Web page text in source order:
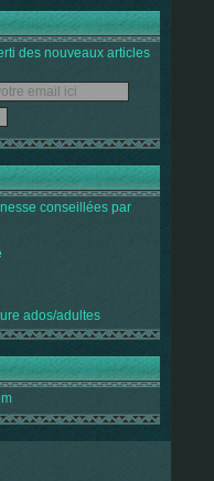
des nouveaux articles
conseillées par
ados/adultes